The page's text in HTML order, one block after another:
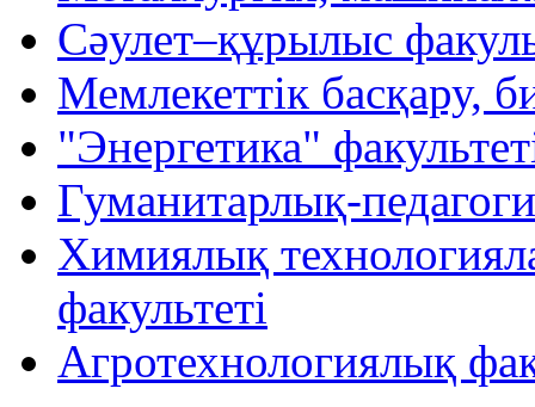
Cәулет–құрылыс
Мемлекеттік басқару,
"Энергетика"
Гуманитарлық-
Химиялық
факультеті
Агротехнологиялық